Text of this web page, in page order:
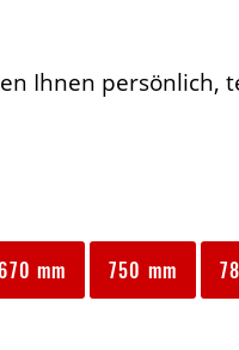
Ihnen persönlich,
mm 750 mm